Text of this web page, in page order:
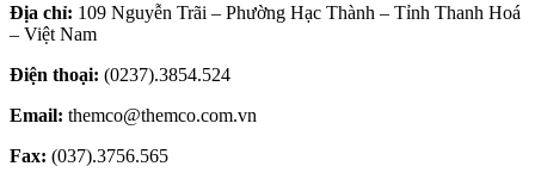
Địa chỉ: 109 Nguyễn Trãi – Phường Hạc Thành – Tỉnh Thanh Hoá
– Việt Nam
Điện thoại: (0237).3854.524
Email: themco@themco.com.vn
Fax: (037).3756.565